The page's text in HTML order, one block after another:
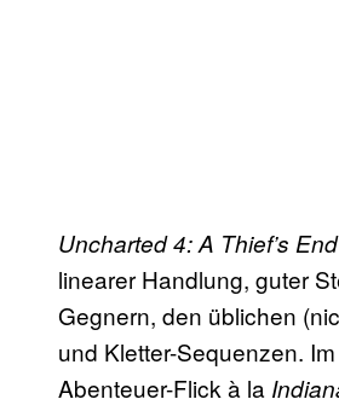
Uncharted 4: A Thief’s End
linearer Handlung, guter
Gegnern, den üblichen
und Kletter-Sequenzen.
Abenteuer-Flick à la